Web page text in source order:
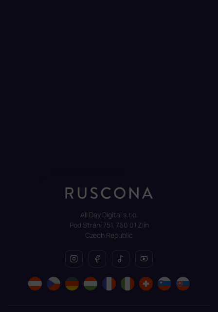
All Day Digital s.r.o.
Pod Strání 751, 760 01 Zlín
Czech Republic